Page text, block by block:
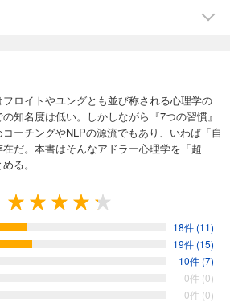
ロイトやユングとも並び称される心理学の
知名度は低い。しかしながら『7つの習慣』
ーチングやNLPの源流でもあり、いわば「自
だ。本書はそんなアドラー心理学を「超
る。
18件 (11)
19件 (15)
10件 (7)
0件 (0)
0件 (0)